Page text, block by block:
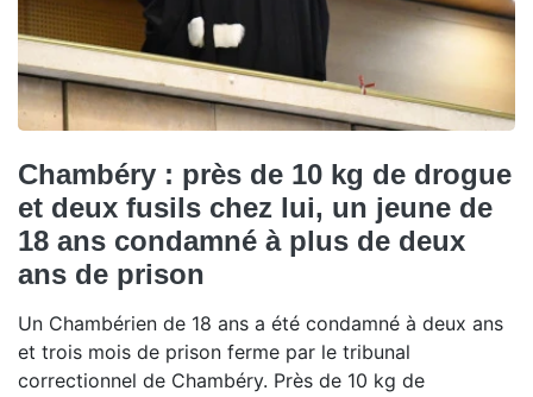
Chambéry : près de 10 kg de drogue
et deux fusils chez lui, un jeune de
18 ans condamné à plus de deux
ans de prison
Un Chambérien de 18 ans a été condamné à deux ans
et trois mois de prison ferme par le tribunal
correctionnel de Chambéry. Près de 10 kg de